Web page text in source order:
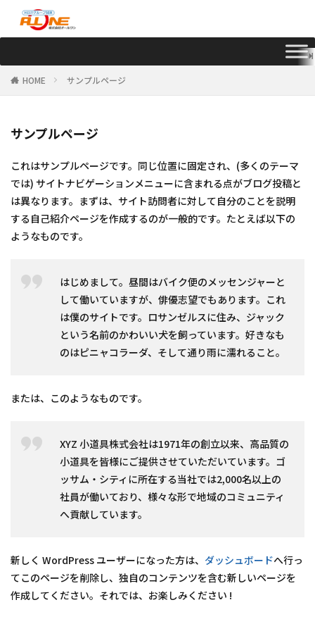
HOME サンプルページ
サンプルページ
これはサンプルページです。同じ位置に固定され、(多くのテーマ
では) サイトナビゲーションメニューに含まれる点がブログ投稿と
は異なります。まずは、サイト訪問者に対して自分のことを説明
する自己紹介ページを作成するのが一般的です。たとえば以下の
ようなものです。
はじめまして。昼間はバイク便のメッセンジャーと
して働いていますが、俳優志望でもあります。これ
は僕のサイトです。ロサンゼルスに住み、ジャック
という名前のかわいい犬を飼っています。好きなも
のはピニャコラーダ、そして通り雨に濡れること。
または、このようなものです。
XYZ 小道具株式会社は1971年の創立以来、高品質の
小道具を皆様にご提供させていただいています。ゴ
ッサム・シティに所在する当社では2,000名以上の
社員が働いており、様々な形で地域のコミュニティ
へ貢献しています。
新しく WordPress ユーザーになった方は、 ダッシュボードへ行っ
てこのページを削除し、独自のコンテンツを含む新しいページを
作成してください。それでは、お楽しみください !